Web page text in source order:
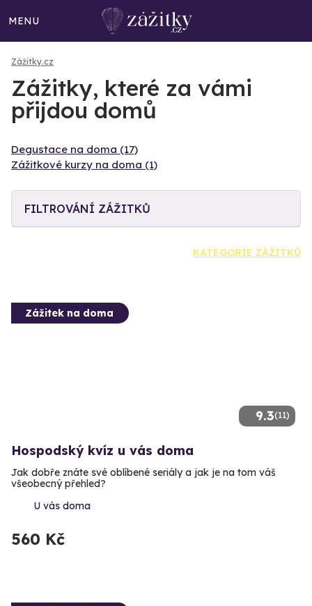
MENU
Zážitky.cz
Zážitky, které za vámi
přijdou domů
Degustace na doma (17)
Zážitkové kurzy na doma (1)
FILTROVÁNÍ ZÁŽITKŮ
KATEGORIE ZÁŽITKŮ
9.3(11)
Zážitek na doma
Hospodský kvíz u vás doma
Jak dobře znáte své oblíbené seriály a jak je na tom váš
všeobecný přehled?
U vás doma
560 Kč